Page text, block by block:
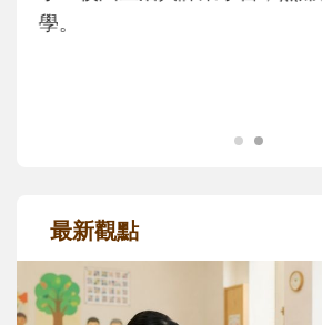
正嘗試用不同的模樣，參與孩
最新觀點